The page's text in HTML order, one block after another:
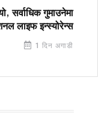
सर्वाधिक गुमाउनेमा
लाइफ इन्स्योरेन्स
1 दिन अगाडी